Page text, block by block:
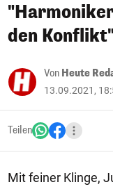
den
Von Heute
13.09.2021,
Teilen
Mit feiner Klinge,